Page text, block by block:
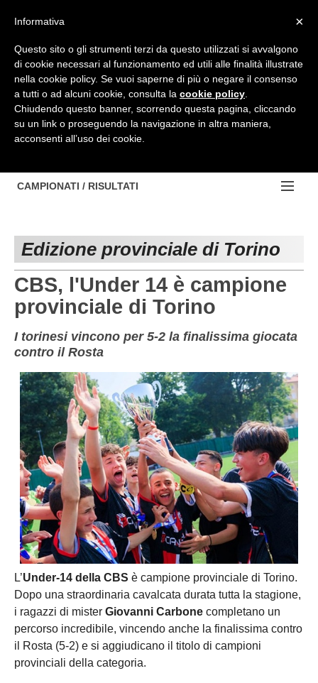
HOME
BACHECA
PROVINCE
TORINO
PINEROLO
CUNEO
ALESSANDRIA
ASTI
BIELLA
VERCELLI
VERBANO-CUSIO-OSSOIA
AOSTA
Carica la tua Rosa
NOTIZIE:
APPROFONDIMENTO
NAZIONALI
DILETTANTI
SCUOLA CALCIO
EVENTI
SHOP
CAMPIONATI / RISULTATI
NAZIONALI
REGIONALI
Edizione provinciale di Torino
CBS, l'Under 14 è campione
provinciale di Torino
I torinesi vincono per 5-2 la finalissima giocata
contro il Rosta
L’Under-14 della CBS è campione provinciale di Torino.
Dopo una straordinaria cavalcata durata tutta la stagione,
i ragazzi di mister Giovanni Carbone completano un
percorso incredibile, vincendo anche la finalissima contro
il Rosta (5-2) e si aggiudicano il titolo di campioni
provinciali della categoria.
×
Informativa
Questo sito o gli strumenti terzi da questo utilizzati si avvalgono
di cookie necessari al funzionamento ed utili alle finalità illustrate
nella cookie policy. Se vuoi saperne di più o negare il consenso
a tutti o ad alcuni cookie, consulta la cookie policy
Chiudendo questo banner, scorrendo questa pagina, cliccando
su un link o proseguendo la navigazione in altra maniera,
acconsenti all’uso dei cookie.